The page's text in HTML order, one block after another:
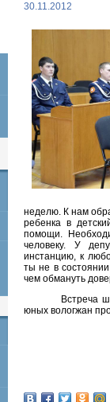
30.11.2012
неделю. К нам
ребенка в
помощи.
человеку. У
инстанцию, к
ты не в
чем обмануть
Встреча
юных вологжан